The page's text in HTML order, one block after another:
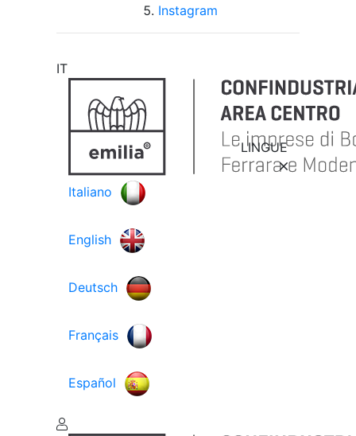
Instagram
IT
LINGUE
Italiano
English
Deutsch
Français
Español